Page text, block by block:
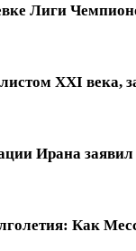
Лиги
XXI века,
Ирана
Как